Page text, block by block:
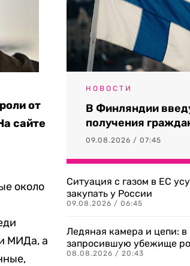
от
сайте
около
МИДа, а
НОВОСТИ
В Финляндии
получения
09.08.2026 / 07:45
Ситуация с газом в ЕС
закупать у России
09.08.2026 / 06:45
Ледяная камера и цепи:
запросившую убежище
08.08.2026 / 20:43